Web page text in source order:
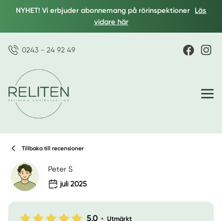
NYHET! Vi erbjuder abonnemang på rörinspektioner
Läs
vidare här
0243 - 24 92 49
Tillbaka till recensioner
Peter S
juli 2025
5.0 • Utmärkt